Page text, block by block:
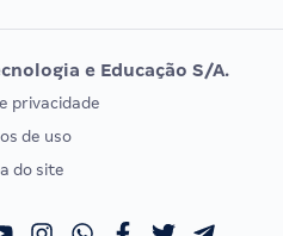
Vunesp
EXAME DE ORDEM
Calendário OAB
e Educação S/A.
privacidade
de uso
do site